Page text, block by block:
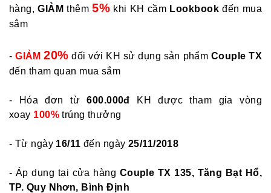
hàng,GIẢM thêm5% khi KH cầm Lookbookđến mua
sắm
-GIẢM20% đối với KH sử dụng sản phẩm Couple TX
đến tham quan mua sắm
- Hóa đơn từ600.000đ KH được tham gia vòng
xoay 100%trúng thưởng
- Từ ngày 16/11 đến ngày 25/11/2018
- Áp dụng tại cửa hàng Couple TX 135, Tăng Bạt Hổ,
TP. Quy Nhơn, Bình Định